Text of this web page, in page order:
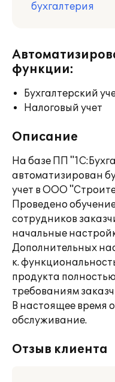
бухгалтерия
функции:
Бухгалтерский
Налоговый учет
Описание
На базе ПП
автоматизирован
учет в ООО
Проведено
сотрудников
начальные
Дополнительных
к.
продукта
требованиям
В настоящее время
обслуживание.
Отзыв клиента